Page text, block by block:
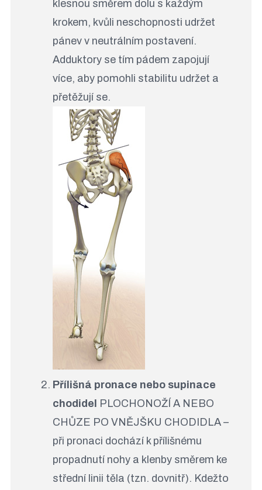
klesnou směrem dolu s každým
krokem, kvůli neschopnosti udržet
pánev v neutrálním postavení.
Adduktory se tím pádem zapojují
více, aby pomohli stabilitu udržet a
přetěžují se.
Přílišná pronace nebo supinace
chodidel PLOCHONOŽÍ A NEBO
CHŮZE PO VNĚJŠKU CHODIDLA –
při pronaci dochází k přílišnému
propadnutí nohy a klenby směrem ke
střední linii těla (tzn. dovnitř). Kdežto